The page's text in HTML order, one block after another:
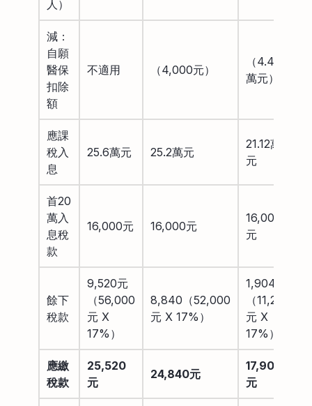
人）
減：
自願
醫保
扣除
額
不適用 （4,000元）
（4.48
萬元）
應課
稅入
息
25.6萬元 25.2萬元
21.12萬
元
首20
萬入
息稅
款
16,000元 16,000元
16,000
元
餘下
稅款
9,520元
（56,000
元 X
17%）
8,840（52,000
元 X 17%）
1,904元
（11,200
元 X
17%）
應繳
稅款
25,520
元
24,840元
17,904
元